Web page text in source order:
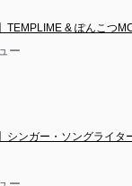
TEMPLIME & ぽんこつ
ー
シンガー・ソングライ